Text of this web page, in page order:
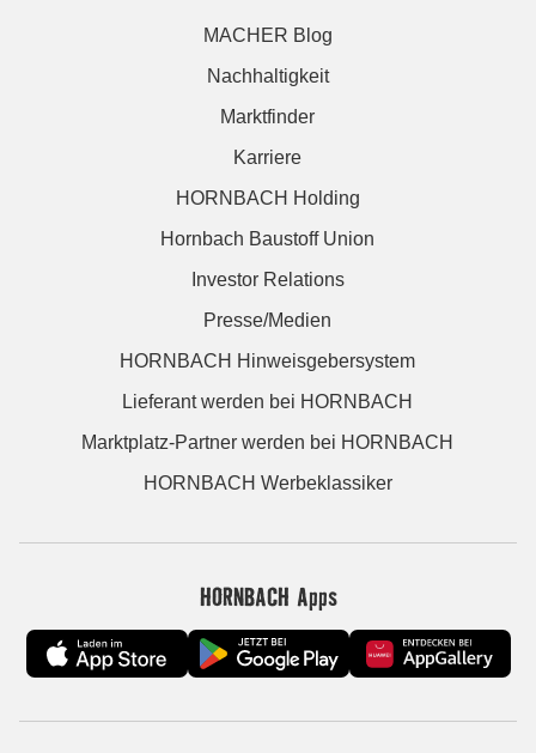
MACHER Blog
Nachhaltigkeit
Marktfinder
Karriere
HORNBACH Holding
Hornbach Baustoff Union
Investor Relations
Presse/Medien
HORNBACH Hinweisgebersystem
Lieferant werden bei HORNBACH
Marktplatz-Partner werden bei HORNBACH
HORNBACH Werbeklassiker
HORNBACH Apps